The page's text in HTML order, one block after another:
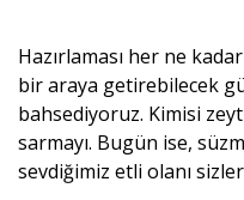
Hazırlaması her ne
bir araya getirebilecek
bahsediyoruz. Kimisi
sarmayı. Bugün ise,
sevdiğimiz etli olanı